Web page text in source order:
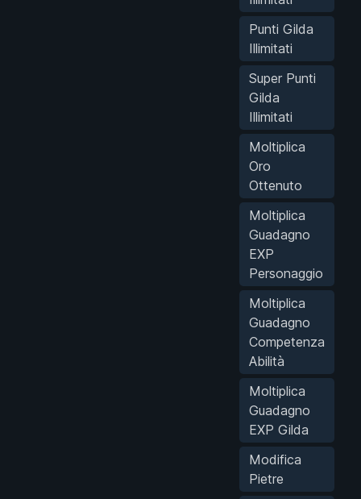
Punti Gilda
Illimitati
Super Punti
Gilda
Illimitati
Moltiplica
Oro
Ottenuto
Moltiplica
Guadagno
EXP
Personaggio
Moltiplica
Guadagno
Competenza
Abilità
Moltiplica
Guadagno
EXP Gilda
Modifica
Pietre